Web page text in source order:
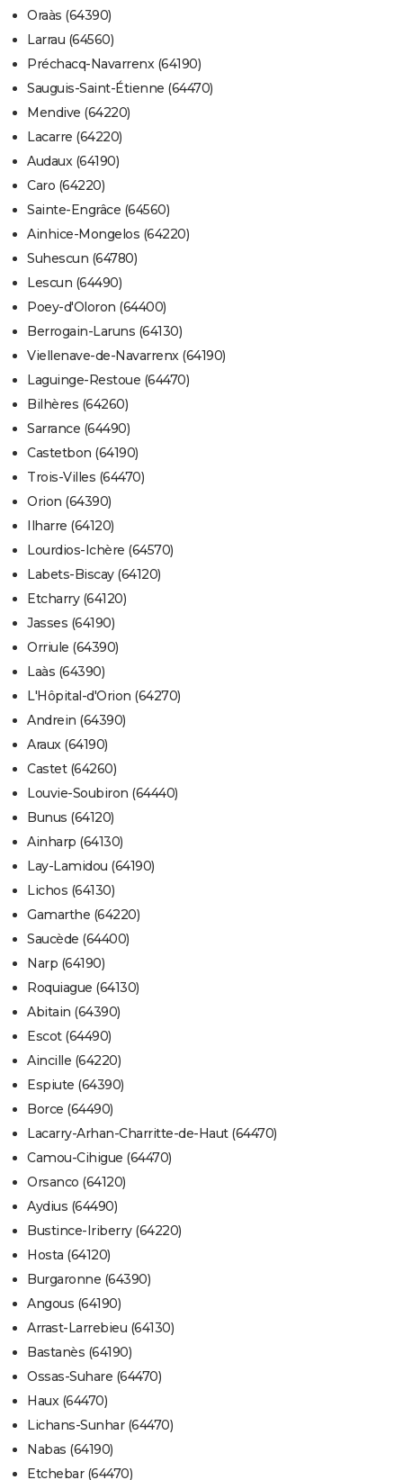
Oraàs (64390)
Larrau (64560)
Préchacq-Navarrenx (64190)
Sauguis-Saint-Étienne (64470)
Mendive (64220)
Lacarre (64220)
Audaux (64190)
Caro (64220)
Sainte-Engrâce (64560)
Ainhice-Mongelos (64220)
Suhescun (64780)
Lescun (64490)
Poey-d'Oloron (64400)
Berrogain-Laruns (64130)
Viellenave-de-Navarrenx (64190)
Laguinge-Restoue (64470)
Bilhères (64260)
Sarrance (64490)
Castetbon (64190)
Trois-Villes (64470)
Orion (64390)
Ilharre (64120)
Lourdios-Ichère (64570)
Labets-Biscay (64120)
Etcharry (64120)
Jasses (64190)
Orriule (64390)
Laàs (64390)
L'Hôpital-d'Orion (64270)
Andrein (64390)
Araux (64190)
Castet (64260)
Louvie-Soubiron (64440)
Bunus (64120)
Ainharp (64130)
Lay-Lamidou (64190)
Lichos (64130)
Gamarthe (64220)
Saucède (64400)
Narp (64190)
Roquiague (64130)
Abitain (64390)
Escot (64490)
Aincille (64220)
Espiute (64390)
Borce (64490)
Lacarry-Arhan-Charritte-de-Haut (64470)
Camou-Cihigue (64470)
Orsanco (64120)
Aydius (64490)
Bustince-Iriberry (64220)
Hosta (64120)
Burgaronne (64390)
Angous (64190)
Arrast-Larrebieu (64130)
Bastanès (64190)
Ossas-Suhare (64470)
Haux (64470)
Lichans-Sunhar (64470)
Nabas (64190)
Etchebar (64470)